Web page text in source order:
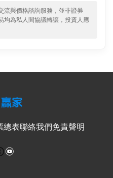
流與價格諮詢服務，並非證券
均為私人間協議轉讓，投資人應
總表聯絡我們免責聲明